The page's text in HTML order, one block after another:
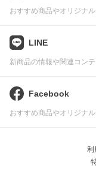
おすすめ商品やオリジナ
LINE
新商品の情報や関連コン
Facebook
おすすめ商品やオリジナ
利